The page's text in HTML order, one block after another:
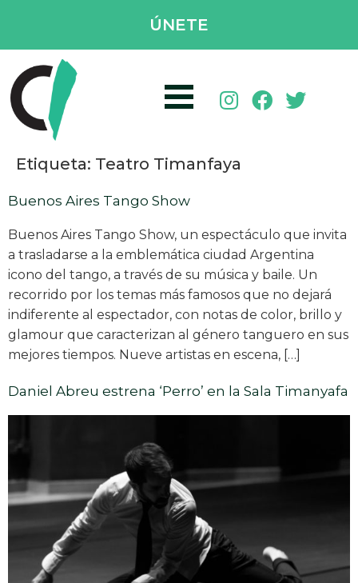
ÚNETE
Etiqueta: Teatro Timanfaya
Buenos Aires Tango Show
Buenos Aires Tango Show, un espectáculo que invita
a trasladarse a la emblemática ciudad Argentina
icono del tango, a través de su música y baile. Un
recorrido por los temas más famosos que no dejará
indiferente al espectador, con notas de color, brillo y
glamour que caracterizan al género tanguero en sus
mejores tiempos. Nueve artistas en escena, […]
Daniel Abreu estrena ‘Perro’ en la Sala Timanyafa